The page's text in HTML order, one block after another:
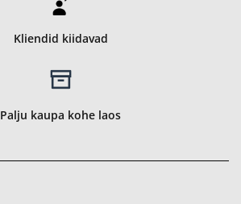
Kliendid kiidavad
Palju kaupa kohe laos